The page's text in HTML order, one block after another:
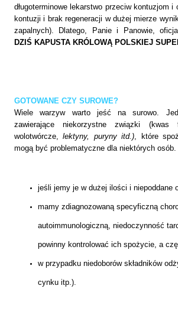
długoterminowe lekarstwo przeciw kontuzjom i
kontuzji i brak regeneracji w dużej mierze
zapalnych).
Dlatego, Panie i Panowie,
DZIŚ KAPUSTA KRÓLOWĄ POLSKIEJ
GOTOWANE CZY SUROWE?
Wiele warzyw warto jeść na surowo.
zawierające niekorzystne związki (kwas
wolotwórcze,lektyny, puryny itd.) , które
mogą być problematyczne dla niektórych
jeśli jemy je w dużej ilości i niepoddane
mamy zdiagnozowaną specyficzną
autoimmunologiczną, niedoczynność
powinny kontrolować ich spożycie, a
w przypadku niedoborów składników
cynku itp.).